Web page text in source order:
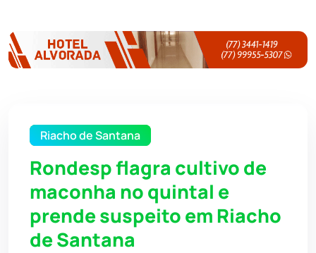
Riacho de Santana
Rondesp flagra cultivo de
maconha no quintal e
prende suspeito em Riacho
de Santana